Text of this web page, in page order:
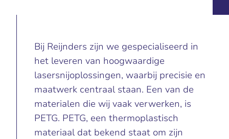
Bij Reijnders zijn we gespecialiseerd in
het leveren van hoogwaardige
lasersnijoplossingen, waarbij precisie en
maatwerk centraal staan. Een van de
materialen die wij vaak verwerken, is
PETG. PETG, een thermoplastisch
materiaal dat bekend staat om zijn